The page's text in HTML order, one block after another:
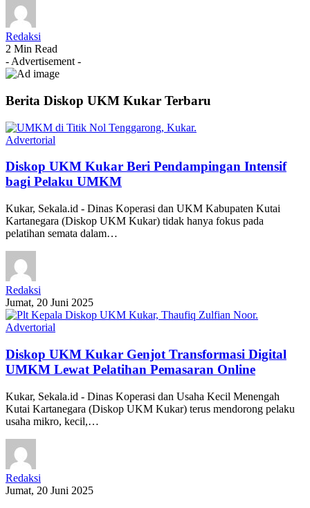
Redaksi
2 Min Read
- Advertisement -
Berita Diskop UKM Kukar Terbaru
Advertorial
Diskop UKM Kukar Beri Pendampingan Intensif
bagi Pelaku UMKM
Kukar, Sekala.id - Dinas Koperasi dan UKM Kabupaten Kutai
Kartanegara (Diskop UKM Kukar) tidak hanya fokus pada
pelatihan semata dalam…
Redaksi
Jumat, 20 Juni 2025
Advertorial
Diskop UKM Kukar Genjot Transformasi Digital
UMKM Lewat Pelatihan Pemasaran Online
Kukar, Sekala.id - Dinas Koperasi dan Usaha Kecil Menengah
Kutai Kartanegara (Diskop UKM Kukar) terus mendorong pelaku
usaha mikro, kecil,…
Redaksi
Jumat, 20 Juni 2025